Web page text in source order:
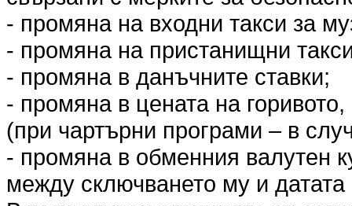
- промяна на входни такси за
- промяна на пристанищни
- промяна в данъчните ставки;
- промяна в цената на
(при чартърни програми – в
- промяна в обменния валутен
между сключването му и датата